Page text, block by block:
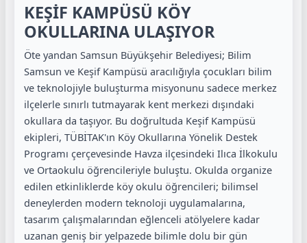
KEŞİF KAMPÜSÜ KÖY
OKULLARINA ULAŞIYOR
Öte yandan Samsun Büyükşehir Belediyesi; Bilim
Samsun ve Keşif Kampüsü aracılığıyla çocukları bilim
ve teknolojiyle buluşturma misyonunu sadece merkez
ilçelerle sınırlı tutmayarak kent merkezi dışındaki
okullara da taşıyor. Bu doğrultuda Keşif Kampüsü
ekipleri, TÜBİTAK'ın Köy Okullarına Yönelik Destek
Programı çerçevesinde Havza ilçesindeki Ilıca İlkokulu
ve Ortaokulu öğrencileriyle buluştu. Okulda organize
edilen etkinliklerde köy okulu öğrencileri; bilimsel
deneylerden modern teknoloji uygulamalarına,
tasarım çalışmalarından eğlenceli atölyelere kadar
uzanan geniş bir yelpazede bilimle dolu bir gün